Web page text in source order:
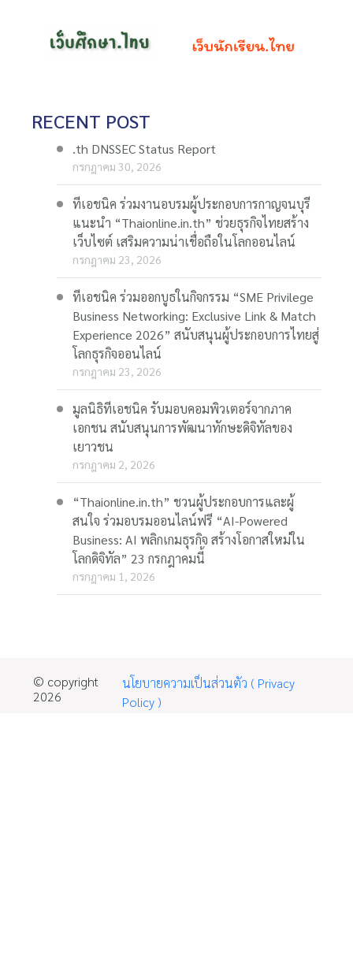
RECENT POST
.th DNSSEC Status Report
กรกฎาคม 30, 2026
ทีเอชนิค ร่วมงานอบรมผู้ประกอบการกาญจนบุรี
แนะนำ “Thaionline.in.th” ช่วยธุรกิจไทยสร้าง
เว็บไซต์ เสริมความน่าเชื่อถือในโลกออนไลน์
กรกฎาคม 23, 2026
ทีเอชนิค ร่วมออกบูธในกิจกรรม “SME Privilege
Business Networking: Exclusive Link & Match
Experience 2026” สนับสนุนผู้ประกอบการไทยสู่
โลกธุรกิจออนไลน์
กรกฎาคม 23, 2026
มูลนิธิทีเอชนิค รับมอบคอมพิวเตอร์จากภาค
เอกชน สนับสนุนการพัฒนาทักษะดิจิทัลของ
เยาวชน
กรกฎาคม 2, 2026
“Thaionline.in.th” ชวนผู้ประกอบการและผู้
สนใจ ร่วมอบรมออนไลน์ฟรี “AI-Powered
Business: AI พลิกเกมธุรกิจ สร้างโอกาสใหม่ใน
โลกดิจิทัล” 23 กรกฎาคมนี้
กรกฎาคม 1, 2026
© copyright
2026
นโยบายความเป็นส่วนตัว ( Privacy
Policy )